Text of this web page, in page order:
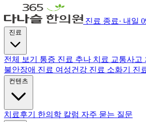
진료 종료· 내일
전체 보기 통증 진료 추나 치료 교통사고
불안장애 진료 여성건강 진료 소화기 진
치료후기 한의학 칼럼 자주 묻는 질문